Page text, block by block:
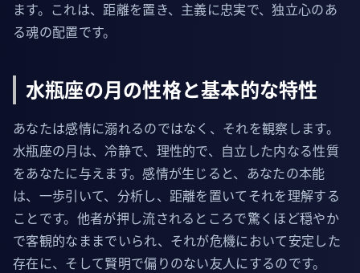
ます。これは、距離を置き、主義に忠実で、独立心のあ
る魂の配置です。
水瓶座の月の性格と基本的な特性
あなたは感情に溺れるのではなく、それを観察します。
水瓶座の月は、冷静で、理性的で、自立した内なる性質
をあなたに与えます。感情が生じると、あなたの本能
は、一歩引いて、分析し、距離を置いてそれを理解する
ことです。他者が押し流されるところで驚くほど穏やか
で客観的なままでいられ、それが危機において安定した
存在に、そして賢明で偏りのない友人にするのです。